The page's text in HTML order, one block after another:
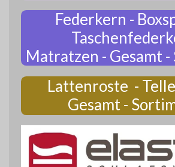
Federkern -
Matratzen - Gesamt
Lattenroste -
Gesamt -